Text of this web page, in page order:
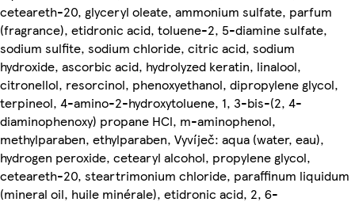
ceteareth-20, glyceryl oleate, ammonium sulfate, parfum
(fragrance), etidronic acid, toluene-2, 5-diamine sulfate,
sodium sulfite, sodium chloride, citric acid, sodium
hydroxide, ascorbic acid, hydrolyzed keratin, linalool,
citronellol, resorcinol, phenoxyethanol, dipropylene glycol,
terpineol, 4-amino-2-hydroxytoluene, 1, 3-bis-(2, 4-
diaminophenoxy) propane HCl, m-aminophenol,
methylparaben, ethylparaben, Vyvíječ: aqua (water, eau),
hydrogen peroxide, cetearyl alcohol, propylene glycol,
ceteareth-20, steartrimonium chloride, paraffinum liquidum
(mineral oil, huile minérale), etidronic acid, 2, 6-